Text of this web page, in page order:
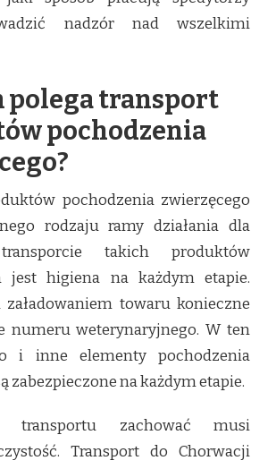
nadzór nad wszelkimi
polega transport
pochodzenia
pochodzenia zwierzęcego
rodzaju ramy działania dla
takich produktów
jest higiena na każdym etapie.
załadowaniem towaru konieczne
numeru weterynaryjnego. W ten
i inne elementy pochodzenia
zabezpieczone na każdym etapie.
transportu zachować musi
Transport do Chorwacji